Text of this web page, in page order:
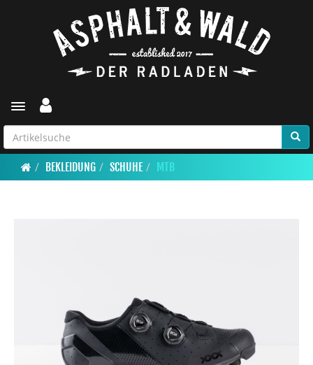
Toggle navigation
BEKLEIDUNG SCHUHE MTB